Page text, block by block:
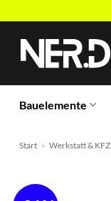
springen
Bauelemente
Start » Werkstatt & KFZ